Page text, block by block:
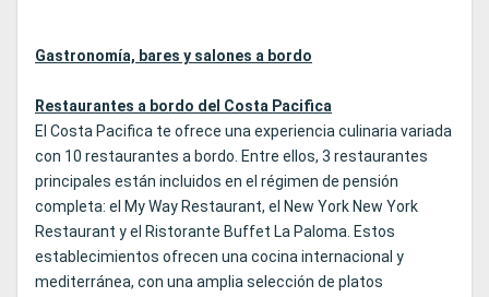
Gastronomía, bares y salones a bordo
Restaurantes a bordo del Costa Pacifica
El Costa Pacifica te ofrece una experiencia culinaria variada
con 10 restaurantes a bordo. Entre ellos, 3 restaurantes
principales están incluidos en el régimen de pensión
completa: el My Way Restaurant, el New York New York
Restaurant y el Ristorante Buffet La Paloma. Estos
establecimientos ofrecen una cocina internacional y
mediterránea, con una amplia selección de platos